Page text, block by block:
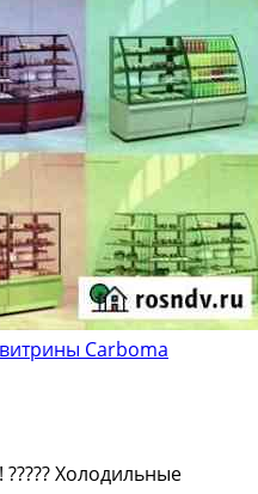
Carboma
Холодильные